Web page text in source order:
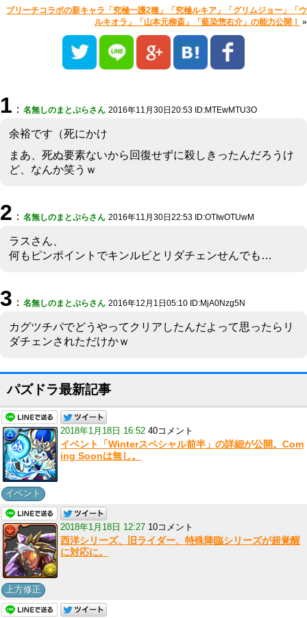
ブリーチコラボの新キャラ「究極一護2種」「究極ルキア」「グリムジョー」「ウ
ルキオラ」「山本元柳斎」「藍染惣右介」の能力公開！ »
1 ： 名無しのまとぷらさん 2016年11月30日20:53 ID:MTEwMTU3O
余裕です（死にかけ
まあ、死ぬ要素ないから回復せずに殺しきったんだろうけ
ど、なんか笑うｗ
2 ： 名無しのまとぷらさん 2016年11月30日22:53 ID:OTIwOTUwM
ラスさん、
何もピンポイントでキンルビとリダチェンせんでも…
3 ： 名無しのまとぷらさん 2016年12月1日05:10 ID:MjA0Nzg5N
カグツチパでどうやってクリアしたんだよって思ったらリ
ダチェンされただけかｗ
パズドラ最新記事
2018年1月18日 16:52 40コメント
イベント「Winterスペシャル前半」の詳細が公開。Com
ing Soonは無し。
イベント
2018年1月18日 12:27 10コメント
西洋シリーズ、旧ライダー、特殊降臨シリーズが超覚醒
に対応に。
上方修正